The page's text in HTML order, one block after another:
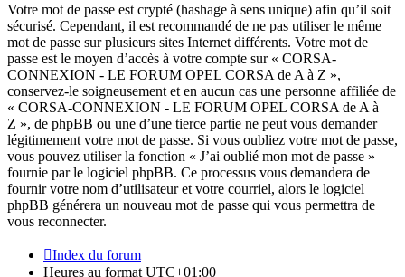
Votre mot de passe est crypté (hashage à sens unique) afin qu’il soit
sécurisé. Cependant, il est recommandé de ne pas utiliser le même
mot de passe sur plusieurs sites Internet différents. Votre mot de
passe est le moyen d’accès à votre compte sur « CORSA-
CONNEXION - LE FORUM OPEL CORSA de A à Z »,
conservez-le soigneusement et en aucun cas une personne affiliée de
« CORSA-CONNEXION - LE FORUM OPEL CORSA de A à
Z », de phpBB ou une d’une tierce partie ne peut vous demander
légitimement votre mot de passe. Si vous oubliez votre mot de passe,
vous pouvez utiliser la fonction « J’ai oublié mon mot de passe »
fournie par le logiciel phpBB. Ce processus vous demandera de
fournir votre nom d’utilisateur et votre courriel, alors le logiciel
phpBB générera un nouveau mot de passe qui vous permettra de
vous reconnecter.
Index du forum
Heures au format UTC+01:00